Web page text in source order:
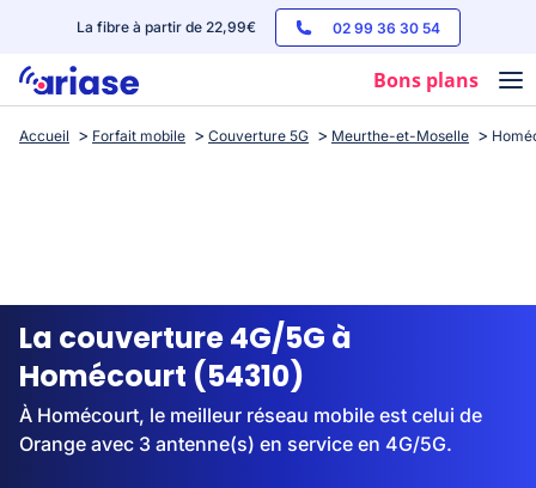
La fibre à partir de 22,99€ 02 99 36 30 54
Bons plans
Box internet
Streaming
Accueil Forfait mobile Couverture 5G Meurthe-et-Moselle
La couverture 4G/5G à
Homécourt (54310)
À Homécourt, le meilleur réseau mobile est celui de
Orange avec 3 antenne(s) en service en 4G/5G.